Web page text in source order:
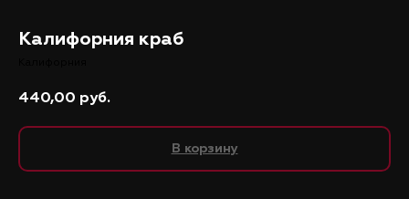
Калифорния краб
440,00 руб.
В корзину